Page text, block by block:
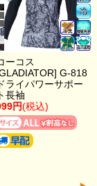
ーコス
G-818
ドライパワーサポー
ト長袖
円(税込)